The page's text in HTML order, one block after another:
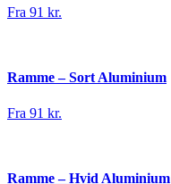
Fra 91 kr.
Ramme – Sort Aluminium
Fra 91 kr.
Ramme – Hvid Aluminium